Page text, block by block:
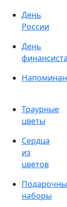
День
России
День
финансиста
Траурные
цветы
Сердца
из
цветов
наборы